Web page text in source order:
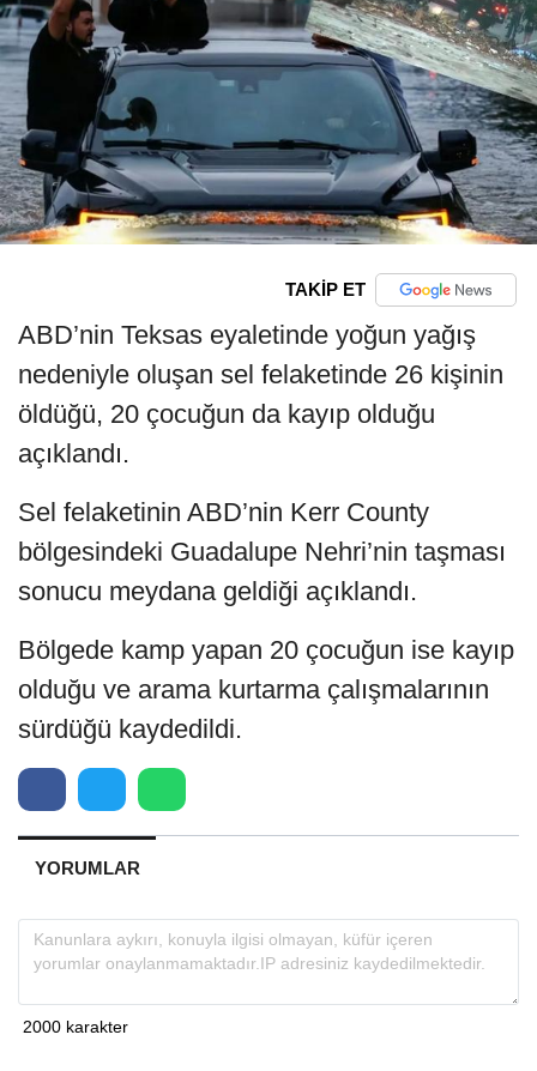
TAKİP ET
ABD’nin Teksas eyaletinde yoğun yağış
nedeniyle oluşan sel felaketinde 26 kişinin
öldüğü, 20 çocuğun da kayıp olduğu
açıklandı.
Sel felaketinin ABD’nin Kerr County
bölgesindeki Guadalupe Nehri’nin taşması
sonucu meydana geldiği açıklandı.
Bölgede kamp yapan 20 çocuğun ise kayıp
olduğu ve arama kurtarma çalışmalarının
sürdüğü kaydedildi.
YORUMLAR